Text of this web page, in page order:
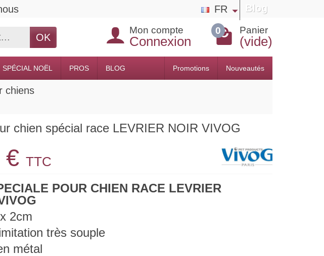
FR Blog
OK
Mon compte
Connexion
0 Panier
(vide)
SPÉCIAL NOËL PROS BLOG Promotions Nouveautés
chiens
chien spécial race LEVRIER NOIR VIVOG
€TTC
POUR CHIEN RACE LEVRIER
2cm
très souple
métal